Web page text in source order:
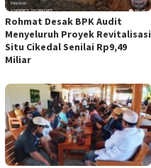
Rohmat Desak BPK Audit
Menyeluruh Proyek Revitalisasi
Situ Cikedal Senilai Rp9,49
Miliar